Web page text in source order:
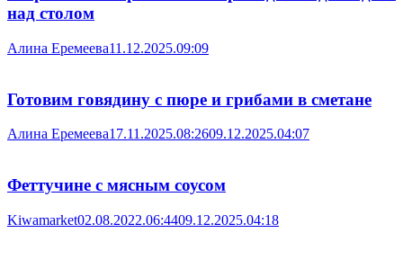
над столом
Алина Еремеева11.12.2025.09:09
Готовим говядину с пюре и грибами в сметане
Алина Еремеева17.11.2025.08:2609.12.2025.04:07
Феттучине с мясным соусом
Kiwamarket02.08.2022.06:4409.12.2025.04:18